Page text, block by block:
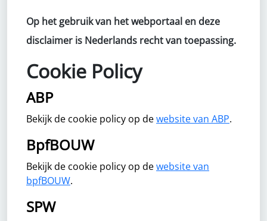
Op het gebruik van het webportaal en deze
disclaimer is Nederlands recht van toepassing.
Cookie Policy
ABP
Bekijk de cookie policy op dewebsite van ABP.
BpfBOUW
Bekijk de cookie policy op dewebsite van
bpfBOUW.
SPW